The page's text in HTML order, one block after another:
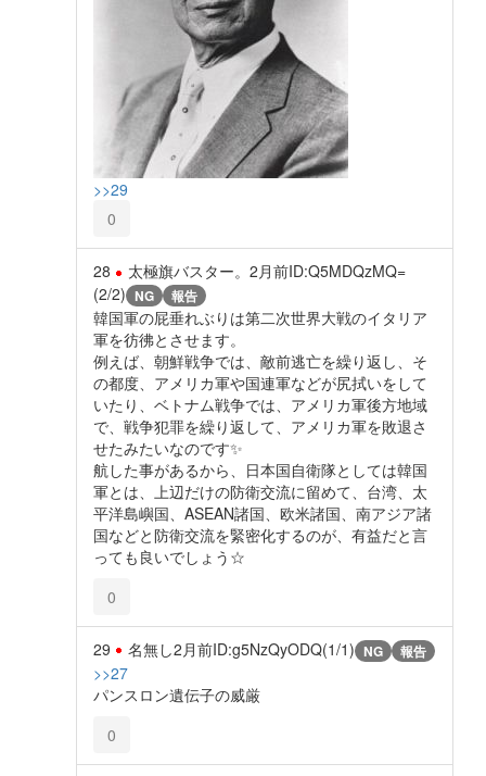
>>29
0
28 太極旗バスター。 2月前ID:Q5MDQzMQ=
(2/2) NG 報告
韓国軍の屁垂れぶりは第二次世界大戦のイタリア
軍を彷彿とさせます。
例えば、朝鮮戦争では、敵前逃亡を繰り返し、そ
の都度、アメリカ軍や国連軍などが尻拭いをして
いたり、ベトナム戦争では、アメリカ軍後方地域
で、戦争犯罪を繰り返して、アメリカ軍を敗退さ
せたみたいなのです✨️
航した事があるから、日本国自衛隊としては韓国
軍とは、上辺だけの防衛交流に留めて、台湾、太
平洋島嶼国、ASEAN諸国、欧米諸国、南アジア諸
国などと防衛交流を緊密化するのが、有益だと言
っても良いでしょう☆
0
29 名無し2月前ID:g5NzQyODQ(1/1) NG 報告
>>27
パンスロン遺伝子の威厳
0